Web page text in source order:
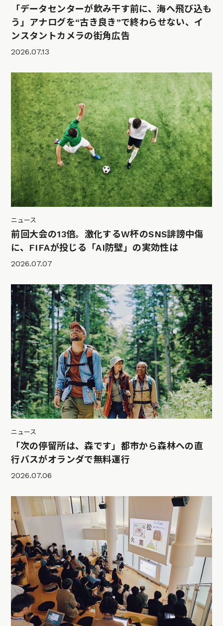
「データセンターが飲み干す前に、海へ飛び込も
う」アナログを“古き良き”で終わらせない、イ
ンスタントカメラの街角広告
2026.07.13
ニュース
前回大会の13倍。激化するW杯のSNS誹謗中傷
に、FIFAが投じる「AI防壁」の実効性は
2026.07.07
ニュース
「次の停留所は、森です」都市から森林への直
行バスがオランダで無料運行
2026.07.06